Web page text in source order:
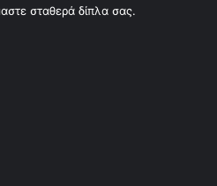
σταθερά δίπλα σας.